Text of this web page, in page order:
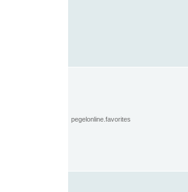
pegelonline.favorites